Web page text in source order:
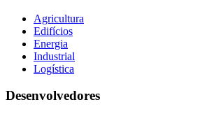
Agricultura
Edifícios
Energia
Industrial
Logística
Desenvolvedores